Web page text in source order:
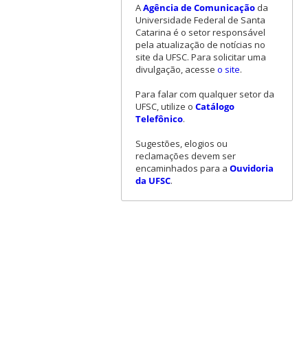
AAgência de Comunicaçãoda
Universidade Federal de Santa
Catarina é o setor responsável
pela atualização de notícias no
site da UFSC. Para solicitar uma
divulgação, acesse o site.
Para falar com qualquer setor da
UFSC, utilize o Catálogo
Telefônico.
Sugestões, elogios ou
reclamações devem ser
encaminhados para a Ouvidoria
da UFSC.